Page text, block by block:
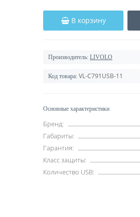
В корзину
Производитель: LIVOLO
Код товара: VL-C791USB-11
Основные характеристики
Бренд:
Габариты:
Гарантия:
Класс защиты:
Количество USB: